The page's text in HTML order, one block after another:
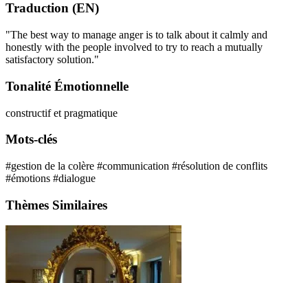
Traduction (EN)
"The best way to manage anger is to talk about it calmly and
honestly with the people involved to try to reach a mutually
satisfactory solution."
Tonalité Émotionnelle
constructif et pragmatique
Mots-clés
#gestion de la colère #communication #résolution de conflits
#émotions #dialogue
Thèmes Similaires